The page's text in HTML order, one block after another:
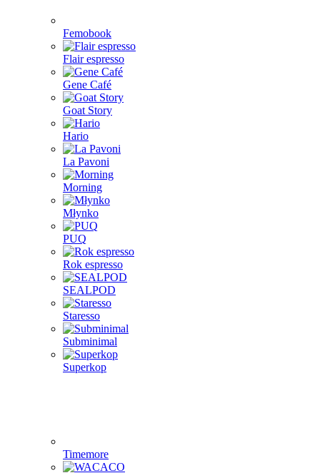
Femobook
Flair espresso
Gene Café
Goat Story
Hario
La Pavoni
Morning
Młynko
PUQ
Rok espresso
SEALPOD
Staresso
Subminimal
Superkop
Timemore